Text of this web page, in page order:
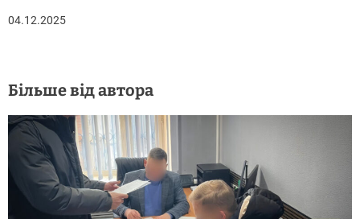
04.12.2025
Більше від автора